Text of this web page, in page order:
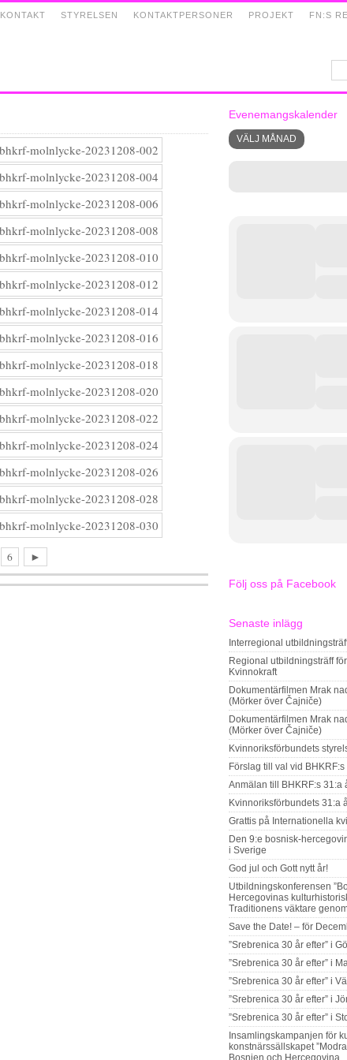
FN:S
PROJEKT
KONTAKTPERSONER
STYRELSEN
KONTAKT
6 ►
Evenemangskalender
VÄLJ MÅNAD
Följ oss på Facebook
Senaste inlägg
Interregional
Regional utbildningsträff
Kvinnokraft
Dokumentärfilmen Mrak
(Mörker över Čajniče)
Dokumentärfilmen Mrak
(Mörker över Čajniče)
Kvinnoriksförbundets
Förslag till val vid
Anmälan till BHKRF:s 31:a
Kvinnoriksförbundets 31:a
Grattis på Internationella
Den 9:e bosnisk-
i Sverige
God jul och Gott nytt år!
Utbildningskonferensen
Hercegovinas
Traditionens väktare
Save the Date! – för
”Srebrenica 30 år efter” i
”Srebrenica 30 år efter” i
”Srebrenica 30 år efter” i
”Srebrenica 30 år efter” i
”Srebrenica 30 år efter” i
Insamlingskampanjen för
konstnärssällskapet
Bosnien och Hercegovina